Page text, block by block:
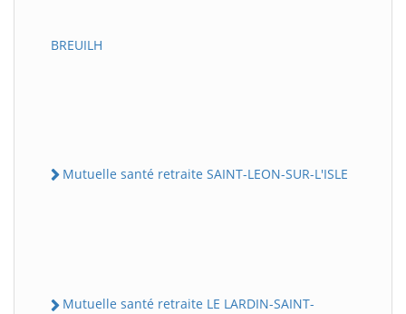
BREUILH
Mutuelle santé retraite SAINT-LEON-SUR-L'ISLE
Mutuelle santé retraite LE LARDIN-SAINT-